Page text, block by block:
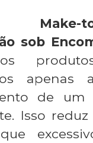
Make-
sob
apenas
de um
Isso